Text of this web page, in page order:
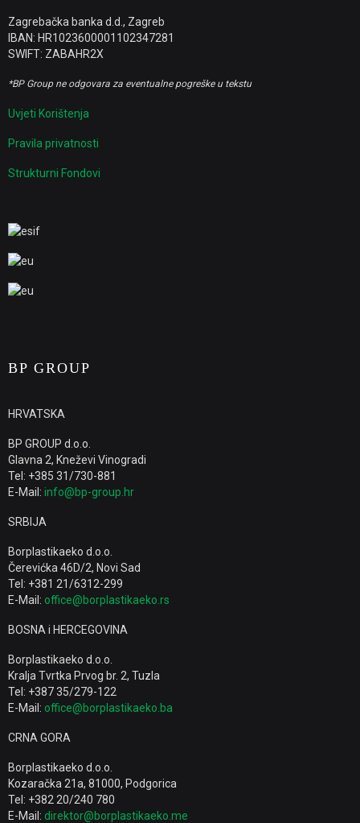
Zagrebačka banka d.d., Zagreb
IBAN: HR1023600001102347281
SWIFT: ZABAHR2X
*BP Group ne odgovara za eventualne pogreške u tekstu
Uvjeti Korištenja
Pravila privatnosti
Strukturni Fondovi
BP GROUP
HRVATSKA
BP GROUP d.o.o.
Glavna 2, Kneževi Vinogradi
Tel: +385 31/730-881
E-Mail: info@bp-group.hr
SRBIJA
Borplastikaeko d.o.o.
Čerevićka 46D/2, Novi Sad
Tel: +381 21/6312-299
E-Mail: office@borplastikaeko.rs
BOSNA i HERCEGOVINA
Borplastikaeko d.o.o.
Kralja Tvrtka Prvog br. 2, Tuzla
Tel: +387 35/279-122
E-Mail: office@borplastikaeko.ba
CRNA GORA
Borplastikaeko d.o.o.
Kozaračka 21a, 81000, Podgorica
Tel: +382 20/240 780
E-Mail: direktor@borplastikaeko.me